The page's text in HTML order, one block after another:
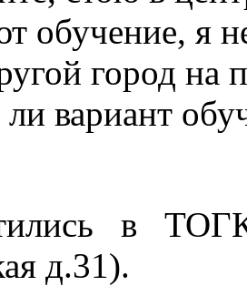
обучение, я
город
вариант
в
д.31).